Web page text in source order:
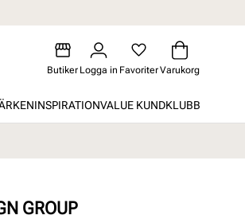
Butiker Logga in FavoriterVarukorg
INSPIRATIONVALUE KUNDKLUBB
GROUP